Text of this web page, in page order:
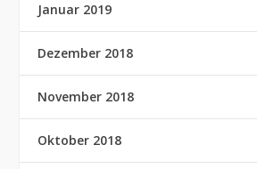
Januar 2019
Dezember 2018
November 2018
Oktober 2018